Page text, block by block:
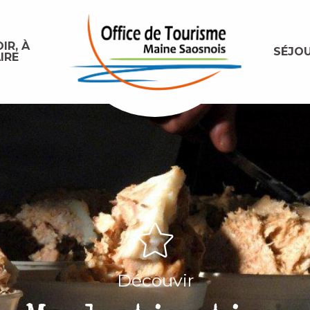
À
Découvir